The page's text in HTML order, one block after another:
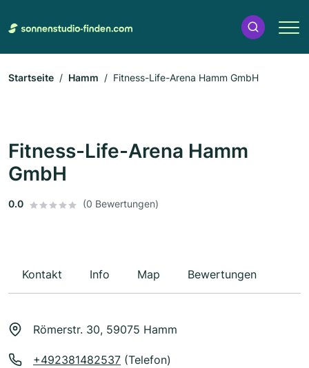
Startseite Hamm Fitness-Life-Arena Hamm GmbH
Fitness-Life-Arena Hamm
GmbH
0.0 (0 Bewertungen)
Kontakt Info Map Bewertungen
Römerstr. 30, 59075 Hamm
+492381482537 (Telefon)